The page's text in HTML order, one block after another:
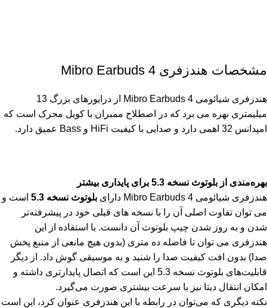
مشخصات هندزفری Mibro Earbuds 4
هندزفری شیائومی Mibro Earbuds 4 از درایورهای بزرگ 13
میلیمتری بهره می برد که در اصطلاح ممبران با کویل محرک است که
امپدانس 32 اهمی دارد و صدایی با کیفیت HiFi و Bass عمیق دارد.
بهره‌مندی از بلوتوث نسخه 5.3 برای پایداری بیشتر
هندزفری شیائومی Mibro Earbuds 4 دارای
بلوتوث نسخه 5.3
است و
می توان تفاوت اصلی آن را با نسخه های قبلی خود در پیشرفته‌تر
شدن و به روز شدن چیپ بلوتوث آن دانست. با استفاده از این
هندزفری می توان تا فاصله ده متری (بدون هیچ مانعی از منبع پخش
صدا) بدون افت کیفیت صدا را شنید و به موسیقی گوش داد. از دیگر
قابلیت‌های بلوتوث نسخه 5.3 این است که اتصال پایدارتری داشته و
امکان انتقال دیتا نیز با سرعت بیشتری صورت می‌گیرد.
نکته دیگری که می‌توان در رابطه با این هندزفری عنوان کرد، این است